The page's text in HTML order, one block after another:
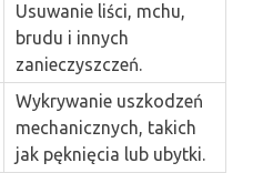
Usuwanie liści, mchu,
brudu i innych
zanieczyszczeń.
Wykrywanie uszkodzeń
mechanicznych, takich
jak pęknięcia lub ubytki.